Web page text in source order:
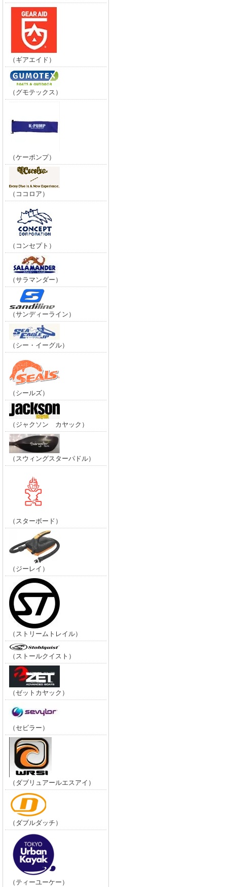
（ギアエイド）
（グモテックス）
（ケーポンプ）
（ココロア）
（コンセプト）
（サラマンダー）
（サンディーライン）
（シー・イーグル）
（シールズ）
（ジャクソン カヤック）
（スウィングスターパドル）
（スターボード）
（ジーレイ）
（ストリームトレイル）
（ストールクイスト）
（ゼットカヤック）
（セビラー）
（ダブリュアールエスアイ）
（ダブルダッチ）
（ティーユーケー）